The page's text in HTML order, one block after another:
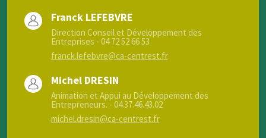
Franck LEFEBVRE
Direction Conseil et Développement des
Entreprises - 04 72 52 66 53
franck.lefebvre@ca-centrest.fr
Michel DRESIN
Animation et Appui au Développement des
Entrepreneurs. - 04.37.46.43.02
michel.dresin@ca-centrest.fr